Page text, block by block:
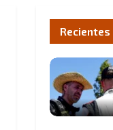
Recientes